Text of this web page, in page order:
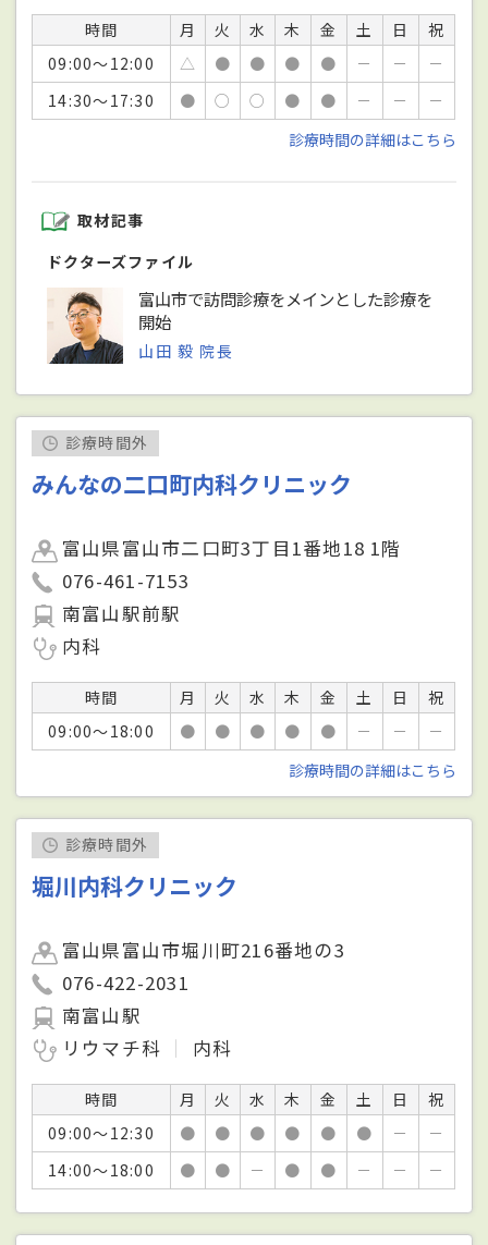
時間 月 火 水 木 金 土 日
祝
09:00～12:00
△ ● ● ● ● － －
－
14:30～17:30
● ○ ○ ● ● － －
－
診療時間の詳細はこちら
取材記事
ドクターズファイル
富山市で訪問診療をメインとした診療を
開始
山田 毅 院長
診療時間外
みんなの二口町内科クリニック
富山県富山市二口町3丁目1番地18 1階
076-461-7153
南富山駅前駅
内科
時間 月 火 水 木 金 土 日
祝
09:00～18:00
● ● ● ● ● － －
－
診療時間の詳細はこちら
診療時間外
堀川内科クリニック
富山県富山市堀川町216番地の3
076-422-2031
南富山駅
リウマチ科
内科
時間 月 火 水 木 金 土 日
祝
09:00～12:30
● ● ● ● ● ● －
－
14:00～18:00
● ● － ● ● － － －